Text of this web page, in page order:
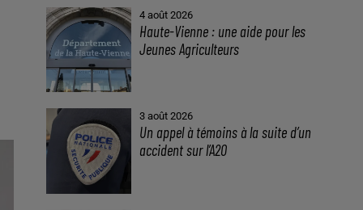
4 août 2026
Haute-Vienne : une aide pour les
Jeunes Agriculteurs
3 août 2026
Un appel à témoins à la suite d’un
accident sur l’A20